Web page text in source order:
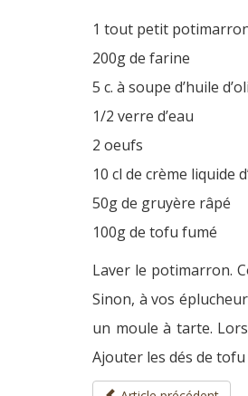
1 tout petit
200g de farine
5 c. à soupe d’huile
1/2 verre d’eau
2 oeufs
10 cl de crème liquide
50g de gruyère râpé
100g de tofu fumé
Laver le potimarron.
Sinon, à vos
un moule à tarte.
Ajouter les dés de tofu